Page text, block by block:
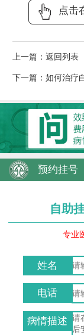
点击
上一篇： 返回列表
下一篇： 如何治疗
预约挂号
自助
专业
姓名
电话
病情描述